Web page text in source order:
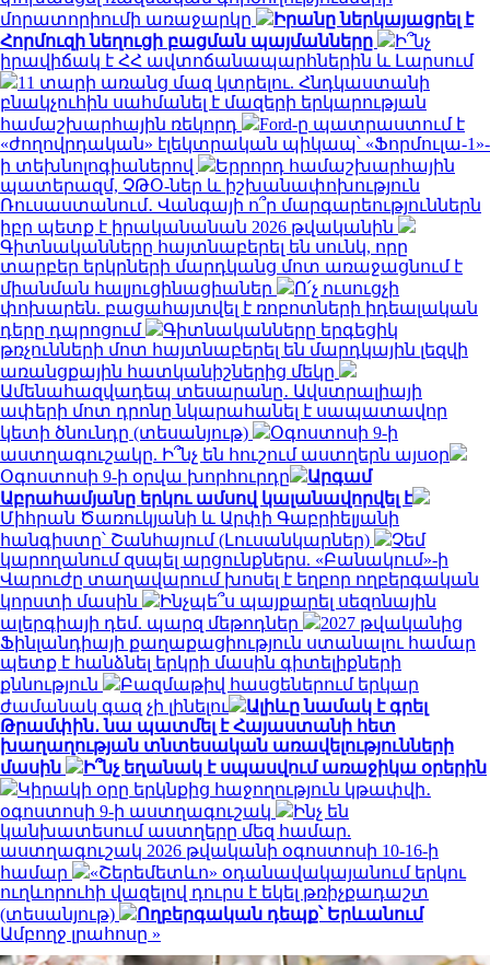
մորատորիումի առաջարկը
Իրանը ներկայացրել է
Հորմուզի նեղուցի բացման պայմանները
Ի՞նչ
իրավիճակ է ՀՀ ավտոճանապարհներին և Լարսում
11 տարի առանց մազ կտրելու. Հնդկաստանի
բնակչուհին սահմանել է մազերի երկարության
համաշխարհային ռեկորդ
Ford-ը պատրաստում է
«ժողովրդական» էլեկտրական պիկապ՝ «Ֆորմուլա-1»-
ի տեխնոլոգիաներով
Երրորդ համաշխարհային
պատերազմ, ՉԹՕ-ներ և իշխանափոխություն
Ռուսաստանում․ Վանգայի ո՞ր մարգարեություններն
իբր պետք է իրականանան 2026 թվականին
Գիտնականները հայտնաբերել են սունկ, որը
տարբեր երկրների մարդկանց մոտ առաջացնում է
միանման հալյուցինացիաներ
Ո՛չ ուսուցչի
փոխարեն. բացահայտվել է ռոբոտների իդեալական
դերը դպրոցում
Գիտնականները երգեցիկ
թռչունների մոտ հայտնաբերել են մարդկային լեզվի
առանցքային հատկանիշներից մեկը
Ամենահազվադեպ տեսարանը․ Ավստրալիայի
ափերի մոտ դրոնը նկարահանել է սապատավոր
կետի ծնունդը (տեսանյութ)
Օգոստոսի 9-ի
աստղագուշակը. Ի՞նչ են հուշում աստղերն այսօր
Օգոստոսի 9-ի օրվա խորհուրդը
Արգամ
Աբրահամյանը երկու ամսով կալանավորվել է
Միհրան Ծառուկյանի և Արփի Գաբրիելյանի
հանգիստը՝ Շանհայում (Լուսանկարներ)
Չեմ
կարողանում զսպել արցունքներս. «Բանակում»-ի
Վարուժը տաղավարում խոսել է եղբոր ողբերգական
կորստի մասին
Ինչպե՞ս պայքարել սեզոնային
ալերգիայի դեմ. պարզ մեթոդներ
2027 թվականից
Ֆինլանդիայի քաղաքացիություն ստանալու համար
պետք է հանձնել երկրի մասին գիտելիքների
քննություն
Բազմաթիվ հասցեներում երկար
ժամանակ գազ չի լինելու
Ալիևը նամակ է գրել
Թրամփին․ նա պատմել է Հայաստանի հետ
խաղաղության տնտեսական առավելությունների
մասին
Ի՞նչ եղանակ է սպասվում առաջիկա օրերին
Կիրակի օրը երկնքից հաջողություն կթափվի․
օգոստոսի 9-ի աստղագուշակ
Ինչ են
կանխատեսում աստղերը մեզ համար.
աստղագուշակ 2026 թվականի օգոստոսի 10-16-ի
համար
«Շերեմետևո» օդանավակայանում երկու
ուղևորուհի վազելով դուրս է եկել թռիչքադաշտ
(տեսանյութ)
Ողբերգական դեպք՝ Երևանում
Ամբողջ լրահոսը »